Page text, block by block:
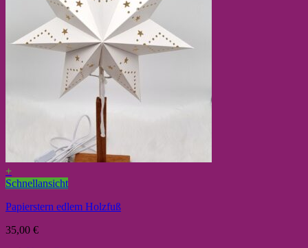
+
Schnellansicht
Papierstern edlem Holzfuß
35,00 €